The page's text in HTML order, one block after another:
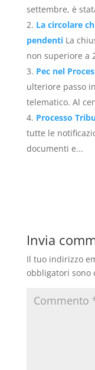
settembre, è
La circolare
pendenti La
non superiore a
Pec nel
ulteriore passo
telematico. Al
Processo
tutte le
documenti e...
Invia
Il tuo indirizzo
obbligatori sono